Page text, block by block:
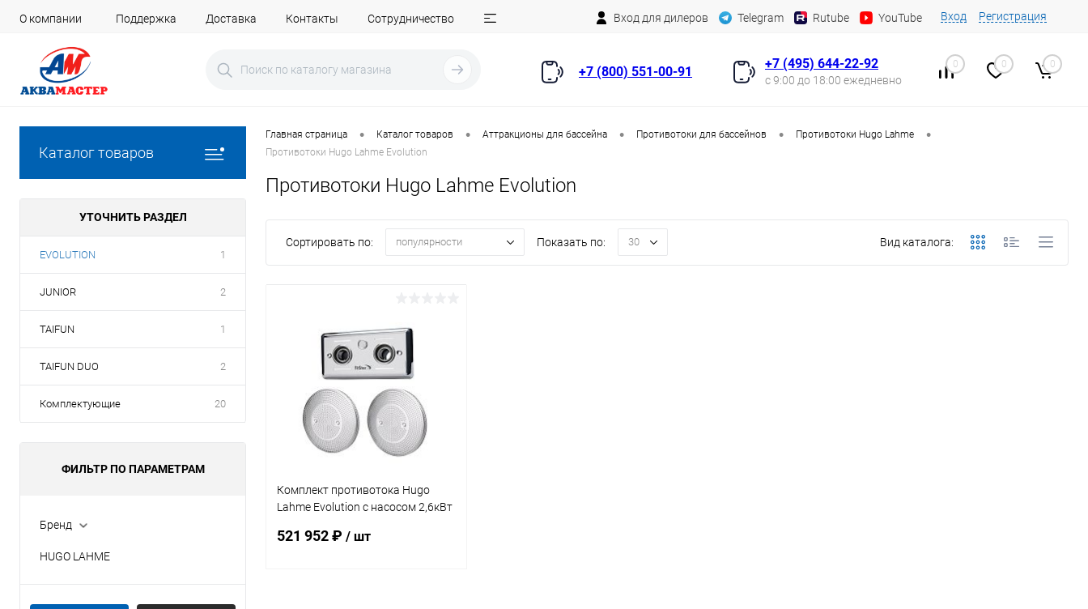
О компании Поддержка Доставка Контакты Сотрудничество Вход для дилеров Telegram Rutube YouTube Вход Регистрация
+7 (800) 551-00-91
+7 (495) 644-22-92
с 9:00 до 18:00 ежедневно
0 0 0
Каталог товаров
УТОЧНИТЬ РАЗДЕЛ
EVOLUTION 1
JUNIOR 2
TAIFUN 1
TAIFUN DUO 2
Комплектующие 20
ФИЛЬТР ПО ПАРАМЕТРАМ
Бренд
HUGO LAHME
Главная страница • Каталог товаров • Аттракционы для бассейна • Противотоки для бассейнов • Противотоки Hugo Lahme •
Противотоки Hugo Lahme Evolution
Противотоки Hugo Lahme Evolution
Сортировать по: популярности Показать по: 30 Вид каталога:
Комплект противотока Hugo
Lahme Evolution с насосом 2,6кВт
521 952 ₽ / шт